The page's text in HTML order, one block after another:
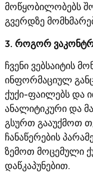
მოწყობილობებს
გვერდზე
3. როგორ
ჩვენი ვებსაიტის
ინფორმაციულ
ქუქი-ფაილებს და
ანალიტიკური და
გსურთ გააუქმოთ
ჩანაწერების
ზემოთ მოცემული
დაწკაპუნებით.